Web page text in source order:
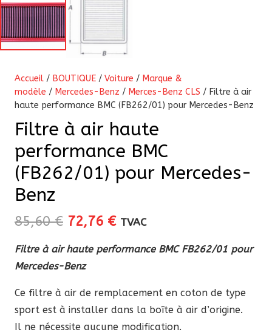
Accueil / BOUTIQUE / Voiture / Marque &
modèle / Mercedes-Benz / Merces-Benz CLS / Filtre à air
haute performance BMC (FB262/01) pour Mercedes-Benz
Filtre à air haute
performance BMC
(FB262/01) pour Mercedes-
Benz
85,60€ Le
initial
était :
85,60 €.
72,76 €Le
actuel
72,76 €.
TVAC
Filtre à air haute performance BMC FB262/01 pour
Mercedes-Benz
Ce filtre à air de remplacement en coton de type
sport est à installer dans la boîte à air d’origine.
Il ne nécessite aucune modification.